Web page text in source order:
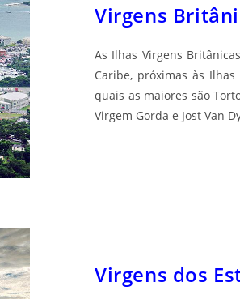
Virgens
As Ilhas Virgens
Caribe, próximas às
quais as maiores são
Virgem Gorda e Jost Van
Virgens dos